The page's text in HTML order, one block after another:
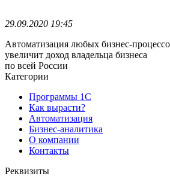
29.09.2020 19:45
Автоматизация любых бизнес-
увеличит доход владельца бизнеса
по всей России
Категории
Программы 1С
Как вырасти?
Автоматизация
Бизнес-аналитика
О компании
Контакты
Реквизиты